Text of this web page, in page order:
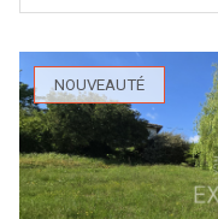
NOUVEAUTÉ